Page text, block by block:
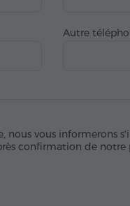
Autre
nous vous informerons
confirmation de notre